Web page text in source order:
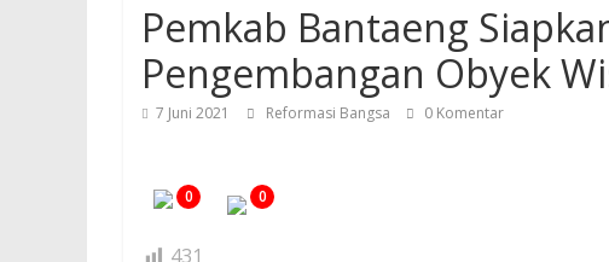
Pemkab Bantaeng
Pengembangan Obyek
7 Juni 2021 Reformasi Bangsa 0 Komentar
0 0
431